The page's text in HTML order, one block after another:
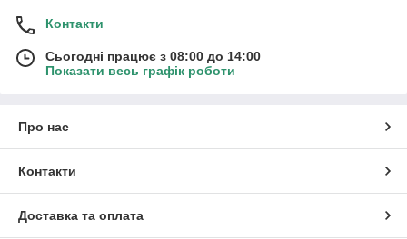
Контакти
Сьогодні працює з 08:00 до 14:00
Показати весь графік роботи
Про нас
Контакти
Доставка та оплата